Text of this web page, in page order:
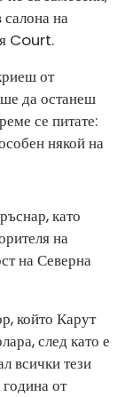
на
Court.
от
да останеш
се питате:
някой на
като
на
на Северна
който Карут
след като е
всички тези
от